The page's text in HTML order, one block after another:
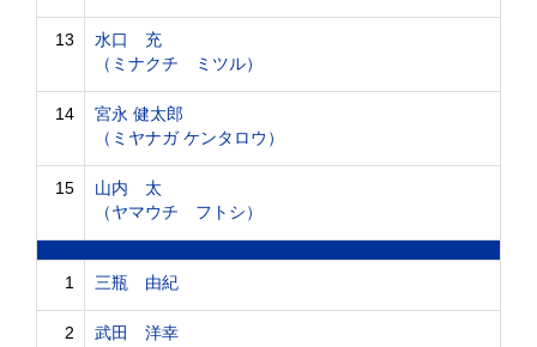
13
水口 充
（ミナクチ ミツル）
14
宮永 健太郎
（ミヤナガ ケンタロウ）
15
山内 太
（ヤマウチ フトシ）
1 三瓶 由紀
2 武田 洋幸